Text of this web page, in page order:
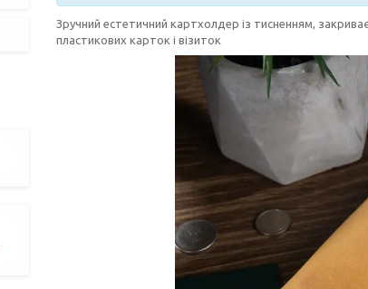
Зручний естетичний картхолдер із тисненням,
пластикових карток і візиток